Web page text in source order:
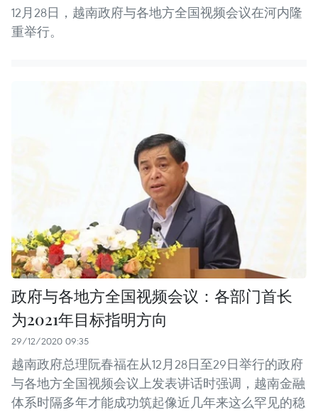
12月28日，越南政府与各地方全国视频会议在河内隆
重举行。
政府与各地方全国视频会议：各部门首长
为2021年目标指明方向
29/12/2020 09:35
越南政府总理阮春福在从12月28日至29日举行的政府
与各地方全国视频会议上发表讲话时强调，越南金融
体系时隔多年才能成功筑起像近几年来这么罕见的稳